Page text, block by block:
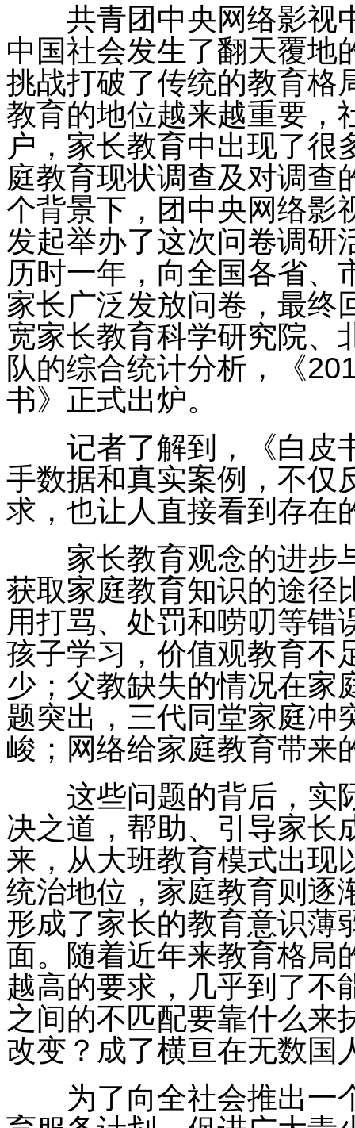
共青团中央网络影视
中国社会发生了翻天覆地
挑战打破了传统的教育格
教育的地位越来越重要，
户，家长教育中出现了很
庭教育现状调查及对调查
个背景下，团中央网络影
发起举办了这次问卷调研
历时一年，向全国各省、
家长广泛发放问卷，最终
宽家长教育科学研究院、
队的综合统计分析，《
书》正式出炉。
记者了解到，《白皮
手数据和真实案例，不仅
求，也让人直接看到存在
家长教育观念的进步
获取家庭教育知识的途径
用打骂、处罚和唠叨等错
孩子学习，价值观教育不
少；父教缺失的情况在家
题突出，三代同堂家庭冲
峻；网络给家庭教育带
这些问题的背后，实
决之道，帮助、引导家长
来，从大班教育模式出现
统治地位，家庭教育则逐
形成了家长的教育意识薄
面。随着近年来教育格局
越高的要求，几乎到了不
之间的不匹配要靠什么来
改变？成了横亘在无数国
为了向全社会推出一